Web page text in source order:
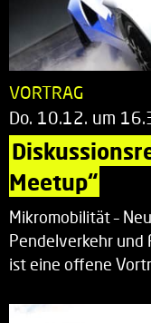
VORTRAG
Do. 10.12. um
Meetup“
Mikromobilität –
Pendelverkehr und
ist eine offene